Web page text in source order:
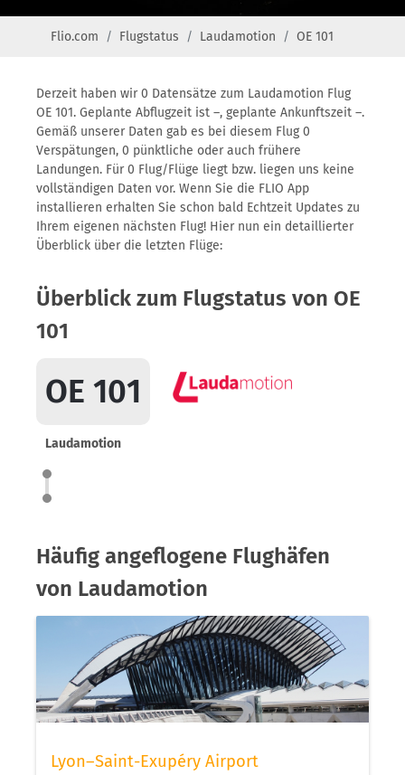
Flio.com Flugstatus Laudamotion OE 101
Derzeit haben wir 0 Datensätze zum Laudamotion Flug
OE 101. Geplante Abflugzeit ist –, geplante Ankunftszeit –.
Gemäß unserer Daten gab es bei diesem Flug 0
Verspätungen, 0 pünktliche oder auch frühere
Landungen. Für 0 Flug/Flüge liegt bzw. liegen uns keine
vollständigen Daten vor. Wenn Sie die FLIO App
installieren erhalten Sie schon bald Echtzeit Updates zu
Ihrem eigenen nächsten Flug! Hier nun ein detaillierter
Überblick über die letzten Flüge:
Überblick zum Flugstatus von OE
101
OE 101
Laudamotion
Häufig angeflogene Flughäfen
von Laudamotion
Lyon–Saint-Exupéry Airport